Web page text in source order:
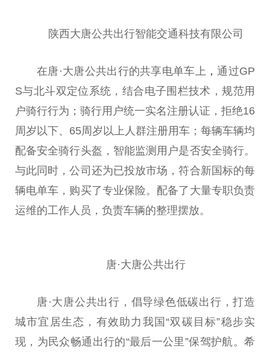
陕西大唐公共出行智能交通科技有限公司
在唐·大唐公共出行的共享电单车上 ，通过GP
S与北斗双定位系统，结合电子围栏技术，规范用
户骑行行为；骑行用户统一实名注册认证，拒绝16
周岁以下、65周岁以上人群注册用车；每辆车辆均
配备安全骑行头盔，智能监测用户是否安全骑行。
与此同时，公司还为已投放市场，符合新国标的每
辆电单车，购买了专业保险。配备了大量专职负责
运维的工作人员，负责车辆的整理摆放。
唐·大唐公共出行
唐·大唐公共出行，倡导绿色低碳出行，打造
城市宜居生态，有效助力我国“双碳目标”稳步实
现，为民众畅通出行的“最后一公里”保驾护航。希